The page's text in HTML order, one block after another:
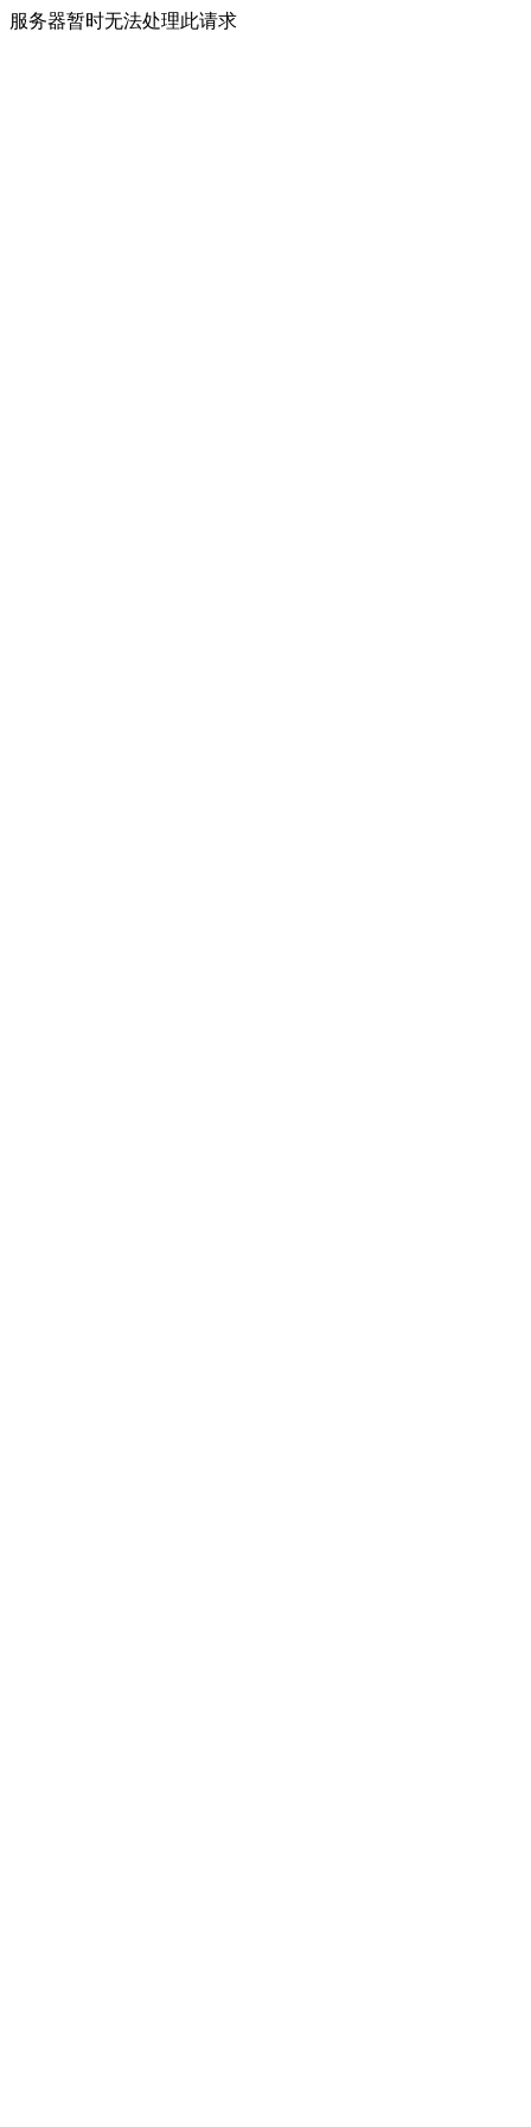
服务器暂时无法处理此请求